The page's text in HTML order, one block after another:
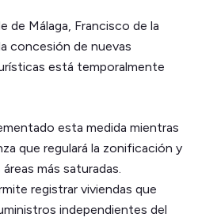
de Málaga, Francisco de la
concesión de nuevas
está temporalmente
esta medida mientras
que regulará la zonificación y
más saturadas.
registrar viviendas que
independientes del